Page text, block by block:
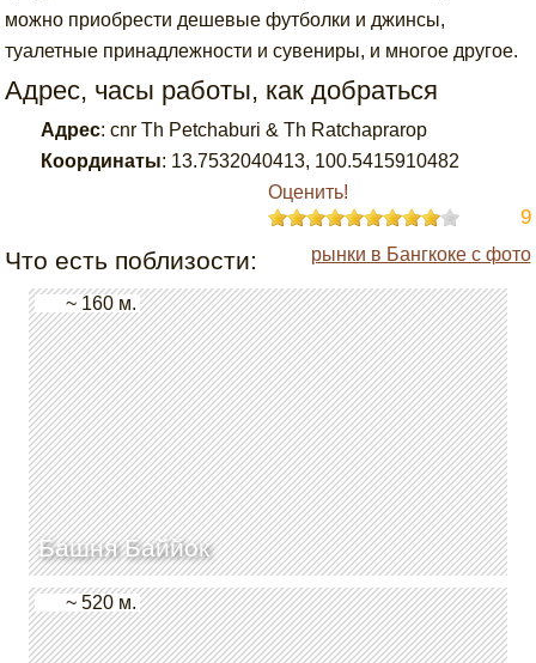
можно приобрести дешевые футболки и джинсы,
туалетные принадлежности и сувениры, и многое другое.
Адрес, часы работы, как добраться
Адрес:cnr Th Petchaburi & Th Ratchaprarop
Координаты: 13.7532040413, 100.5415910482
Оценить!
9
Что есть поблизости: рынки в Бангкоке с фото
Башня Баййок
~ 160 м.
~ 520 м.